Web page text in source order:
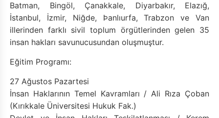
Batman, Bingöl, Çanakkale, Diyarbakır, Elazığ,
İstanbul, İzmir, Niğde, Þanlıurfa, Trabzon ve Van
illerinden farklı sivil toplum örgütlerinden gelen 35
insan hakları savunucusundan oluşmuştur.
Eğitim Programı:
27 Ağustos Pazartesi
İnsan Haklarının Temel Kavramları / Ali Rıza Çoban
(Kırıkkale Üniversitesi Hukuk Fak.)